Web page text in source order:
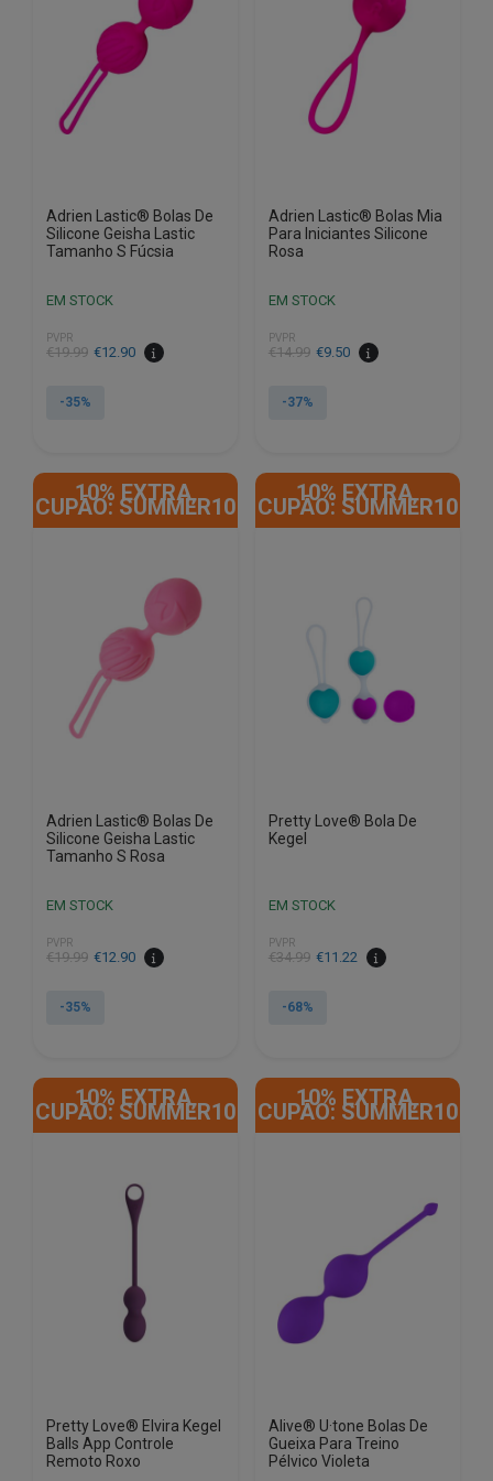
Adrien Lastic® Bolas De
Silicone Geisha Lastic
Tamanho S Fúcsia
EM STOCK
PVPR
€19.99
O
original
€12.90
O
atual
-35%
Adrien Lastic® Bolas Mia
Para Iniciantes Silicone
Rosa
EM STOCK
PVPR
€14.99
O
original
€9.50
O
atual
-37%
10% EXTRA,
CUPÃO: SUMMER10
Adrien Lastic® Bolas De
Silicone Geisha Lastic
Tamanho S Rosa
EM STOCK
PVPR
€19.99
O
original
€12.90
O
atual
-35%
10% EXTRA,
CUPÃO: SUMMER10
Pretty Love® Bola De
Kegel
EM STOCK
PVPR
€34.99
O
original
€11.22
O
atual
-68%
10% EXTRA,
CUPÃO: SUMMER10
Pretty Love® Elvira Kegel
Balls App Controle
Remoto Roxo
10% EXTRA,
CUPÃO: SUMMER10
Alive® U·tone Bolas De
Gueixa Para Treino
Pélvico Violeta